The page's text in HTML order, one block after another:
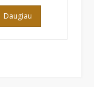
Daugiau